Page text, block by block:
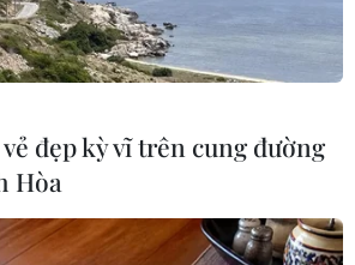
#Triều Tiên
#Báo cáo
Áo
đẹp kỳ vĩ trên cung đường
Hòa